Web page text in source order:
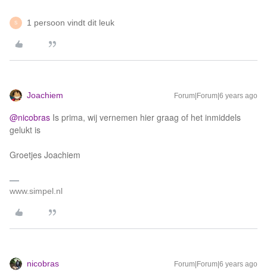
S 1 persoon vindt dit leuk
Joachiem Forum|Forum|6 years ago
@nicobras Is prima, wij vernemen hier graag of het inmiddels
gelukt is
Groetjes Joachiem
www.simpel.nl
nicobras Forum|Forum|6 years ago